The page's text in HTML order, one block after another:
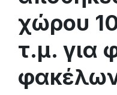
χώρου
τ.μ. για